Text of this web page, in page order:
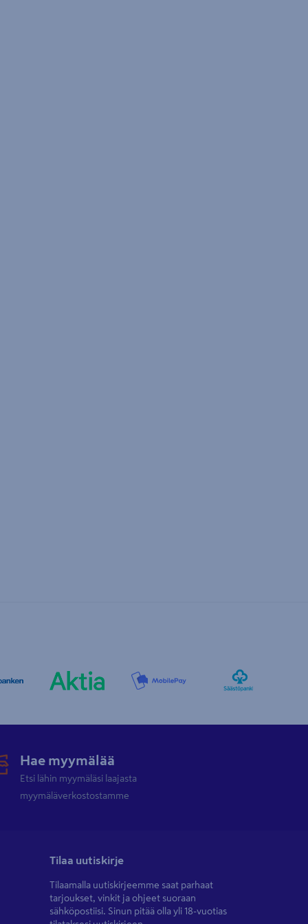
Hae myymälää
Etsi lähin myymäläsi laajasta
myymäläverkostostamme
Tilaa uutiskirje
Tilaamalla uutiskirjeemme saat parhaat
tarjoukset, vinkit ja ohjeet suoraan
sähköpostiisi. Sinun pitää olla yli 18-vuotias